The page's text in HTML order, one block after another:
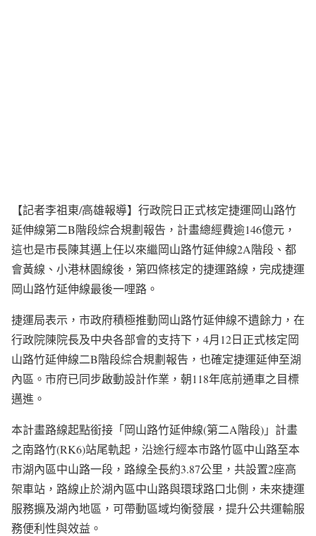
【記者李祖東/高雄報導】行政院日正式核定捷運岡山路竹
延伸線第二B階段綜合規劃報告，計畫總經費逾146億元，
這也是市長陳其邁上任以來繼岡山路竹延伸線2A階段、都
會黃線、小港林園線後，第四條核定的捷運路線，完成捷運
岡山路竹延伸線最後一哩路。
捷運局表示，市政府積極推動岡山路竹延伸線不遺餘力，在
行政院陳院長及中央各部會的支持下，4月12日正式核定岡
山路竹延伸線二B階段綜合規劃報告，也確定捷運延伸至湖
內區。市府已同步啟動設計作業，朝118年底前通車之目標
邁進。
本計畫路線起點銜接「岡山路竹延伸線(第二A階段)」計畫
之南路竹(RK6)站尾軌起，沿途行經本市路竹區中山路至本
市湖內區中山路一段，路線全長約3.87公里，共設置2座高
架車站，路線止於湖內區中山路與環球路口北側，未來捷運
服務擴及湖內地區，可帶動區域均衡發展，提升公共運輸服
務便利性與效益。